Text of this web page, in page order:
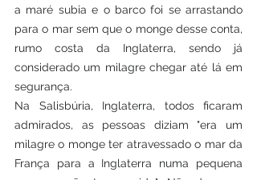
a maré subia e o barco foi se arrastando
para o mar sem que o monge desse conta,
rumo costa da Inglaterra, sendo já
considerado um milagre chegar até lá em
segurança.
Na Salisbúria, Inglaterra, todos ficaram
admirados, as pessoas diziam "era um
milagre o monge ter atravessado o mar da
França para a Inglaterra numa pequena